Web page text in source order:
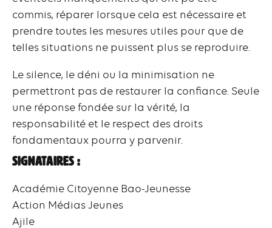
commis, réparer lorsque cela est nécessaire et
prendre toutes les mesures utiles pour que de
telles situations ne puissent plus se reproduire.
Le silence, le déni ou la minimisation ne
permettront pas de restaurer la confiance. Seule
une réponse fondée sur la vérité, la
responsabilité et le respect des droits
fondamentaux pourra y parvenir.
Signataires :
Académie Citoyenne Bao-Jeunesse
Action Médias Jeunes
Ajile